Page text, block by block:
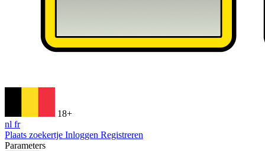
18+
nl fr
Plaats zoekertje Inloggen Registreren
Parameters